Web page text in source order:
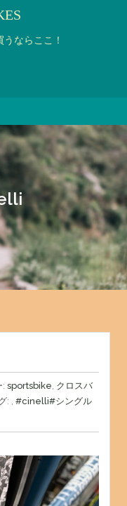
ならここ！
: sportsbike, クロスバ
: , #cinelli#シングル